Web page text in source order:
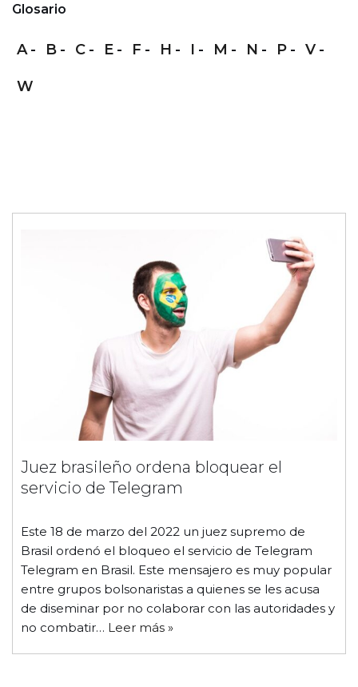
Glosario
A B C E F H I M N P V
W
Juez brasileño ordena bloquear el
servicio de Telegram
Este 18 de marzo del 2022 un juez supremo de
Brasil ordenó el bloqueo el servicio de Telegram
Telegram en Brasil. Este mensajero es muy popular
entre grupos bolsonaristas a quienes se les acusa
de diseminar por no colaborar con las autoridades y
no combatir… Leer más »